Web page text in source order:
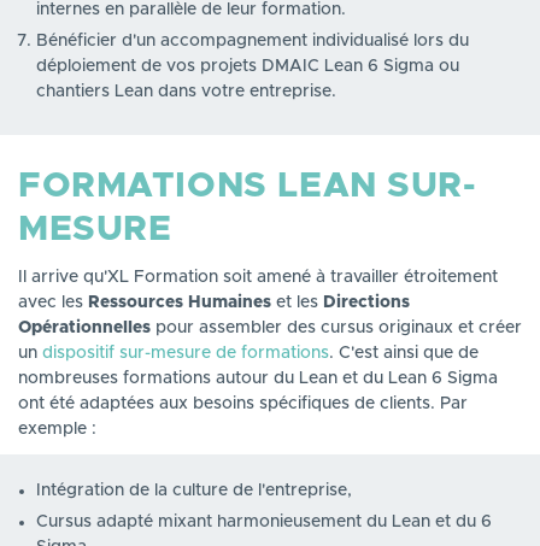
internes en parallèle de leur formation.
Bénéficier d'un accompagnement individualisé lors du
déploiement de vos projets DMAIC Lean 6 Sigma ou
chantiers Lean dans votre entreprise.
FORMATIONS LEAN SUR-
MESURE
Il arrive qu'XL Formation soit amené à travailler étroitement
avec les Ressources Humaines et les Directions
Opérationnelles pour assembler des cursus originaux et créer
un dispositif sur-mesure de formations. C'est ainsi que de
nombreuses formations autour du Lean et du Lean 6 Sigma
ont été adaptées aux besoins spécifiques de clients. Par
exemple :
Intégration de la culture de l'entreprise,
Cursus adapté mixant harmonieusement du Lean et du 6